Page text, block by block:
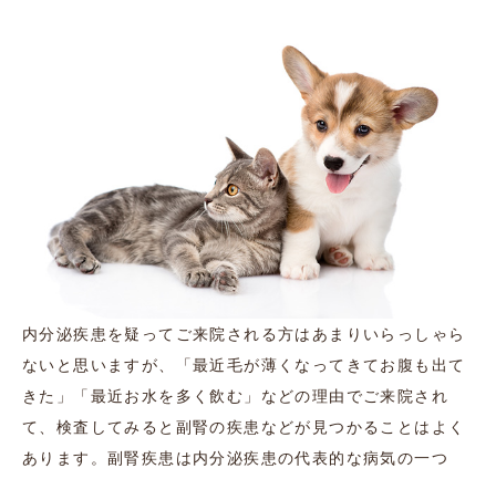
内分泌疾患を疑ってご来院される方はあまりいらっしゃら
ないと思いますが、「最近毛が薄くなってきてお腹も出て
きた」「最近お水を多く飲む」などの理由でご来院され
て、検査してみると副腎の疾患などが見つかることはよく
あります。副腎疾患は内分泌疾患の代表的な病気の一つ